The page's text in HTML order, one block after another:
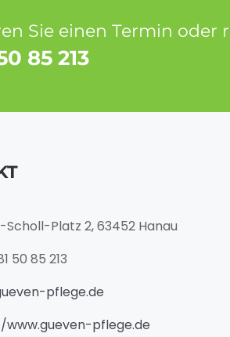
Sie einen Termin oder
85 213
Scholl-Platz 2, 63452 Hanau
50 85 213
pflege.de
pflege.de